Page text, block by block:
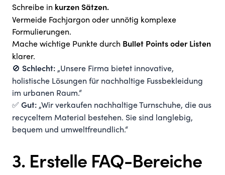
Schreibe in kurzen Sätzen.
Vermeide Fachjargon oder unnötig komplexe
Formulierungen.
Mache wichtige Punkte durch Bullet Points oder Listen
klarer.
🚫 Schlecht: „Unsere Firma bietet innovative,
holistische Lösungen für nachhaltige Fussbekleidung
im urbanen Raum.“
✅ Gut: „Wir verkaufen nachhaltige Turnschuhe, die aus
recyceltem Material bestehen. Sie sind langlebig,
bequem und umweltfreundlich.“
3. Erstelle FAQ-Bereiche